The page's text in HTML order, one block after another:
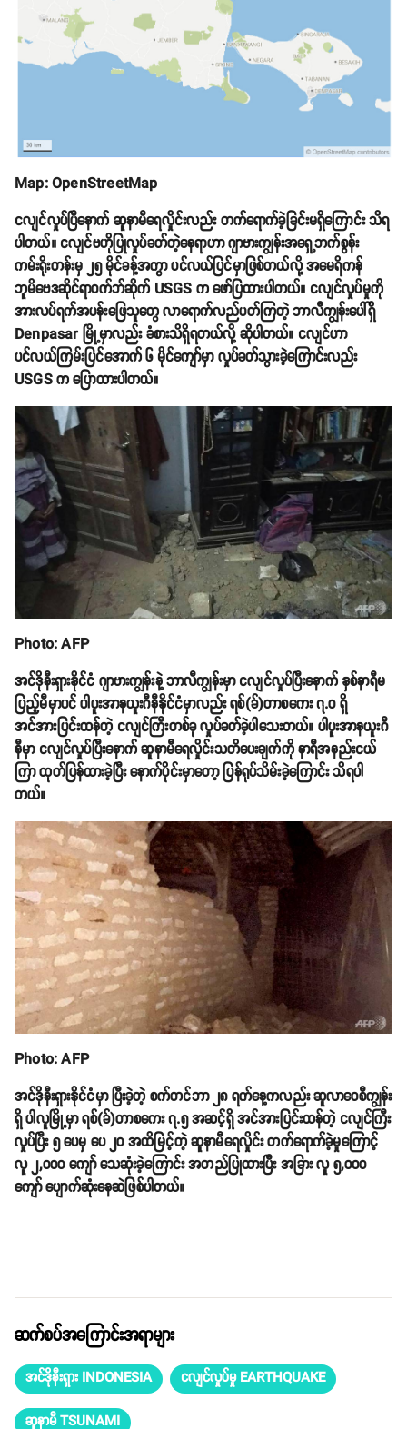
Map: OpenStreetMap
ငလျင်လှုပ်ပြီနောက် ဆူနာမီရေလှိုင်းလည်း တက်ရောက်ခဲ့ခြင်းမရှိကြောင်း သိရ
ပါတယ်။ ငလျင်ဗဟိုပြုလှုပ်ခတ်တဲ့နေရာဟာ ဂျာဗားကျွန်းအရှေ့ဘက်စွန်း
ကမ်းရိုးတန်းမှ ၂၅ မိုင်ခန့်အကွာ ပင်လယ်ပြင်မှာဖြစ်တယ်လို့ အမေရိကန်
ဘူမိဗေဒဆိုင်ရာဝက်ဘ်ဆိုက် USGS က ဖော်ပြထားပါတယ်။ ငလျင်လှုပ်မှုကို
အားလပ်ရက်အပန်းဖြေသူတွေ လာရောက်လည်ပတ်ကြတဲ့ ဘာလီကျွန်းပေါ်ရှိ
Denpasar မြို့မှာလည်း ခံစားသိရှိရတယ်လို့ ဆိုပါတယ်။ ငလျင်ဟာ
ပင်လယ်ကြမ်းပြင်အောက် ၆ မိုင်ကျော်မှာ လှုပ်ခတ်သွားခဲ့ကြောင်းလည်း
USGS က ပြောထားပါတယ်။
Photo: AFP
အင်ဒိုနီးရှားနိုင်ငံ ဂျာဗားကျွန်းနဲ့ ဘာလီကျွန်းမှာ ငလျင်လှုပ်ပြီးနောက် နှစ်နာရီမ
ပြည့်မီမှာပင် ပါပူးအာနယူးဂီနီနိုင်ငံမှာလည်း ရစ်(ခ်)တာစကေး ၇.၀ ရှိ
အင်အားပြင်းထန်တဲ့ ငလျင်ကြီးတစ်ခု လှုပ်ခတ်ခဲ့ပါသေးတယ်။ ပါပူးအာနယူးဂီ
နီမှာ ငလျင်လှုပ်ပြီးနောက် ဆူနာမီရေလှိုင်းသတိပေးချက်ကို နာရီအနည်းငယ်
ကြာ ထုတ်ပြန်ထားခဲ့ပြီး နောက်ပိုင်းမှာတော့ ပြန်ရုပ်သိမ်းခဲ့ကြောင်း သိရပါ
တယ်။
Photo: AFP
အင်ဒိုနီးရှားနိုင်ငံမှာ ပြီးခဲ့တဲ့ စက်တင်ဘာ ၂၈ ရက်နေ့ကလည်း ဆူလာဝေစီကျွန်း
ရှိ ပါလူမြို့မှာ ရစ်(ခ်)တာစကေး ၇.၅ အဆင့်ရှိ အင်အားပြင်းထန်တဲ့ ငလျင်ကြီး
လှုပ်ပြီး ၅ ပေမှ ပေ ၂၀ အထိမြင့်တဲ့ ဆူနာမီရေလှိုင်း တက်ရောက်ခဲ့မှုကြောင့်
လူ ၂,၀၀၀ ကျော် သေဆုံးခဲ့ကြောင်း အတည်ပြုထားပြီး အခြား လူ ၅,၀၀၀
ကျော် ပျောက်ဆုံးနေဆဲဖြစ်ပါတယ်။
ဆက်စပ်အကြောင်းအရာများ
အင်ဒိုနီးရှား INDONESIA ငလျင်လှုပ်မှု EARTHQUAKE
ဆူနာမီ TSUNAMI